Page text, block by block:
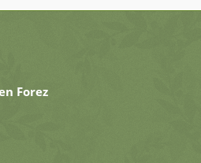
Forez